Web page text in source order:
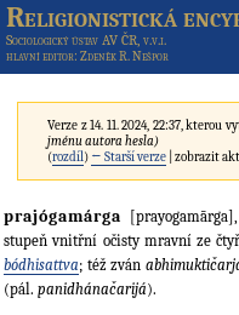
Religionistická
Sociologický ústav AV ČR, v.v.i.
hlavní editor: Zdeněk R. Nešpor
Verze z 14. 11. 2024, 22:37, kterou
jménu autora hesla)
(rozdíl) ← Starší verze | zobrazit
prajógamárga
stupeň vnitřní očisty mravní ze
bódhisattva; též zván
(pál. panidhánačarijá).